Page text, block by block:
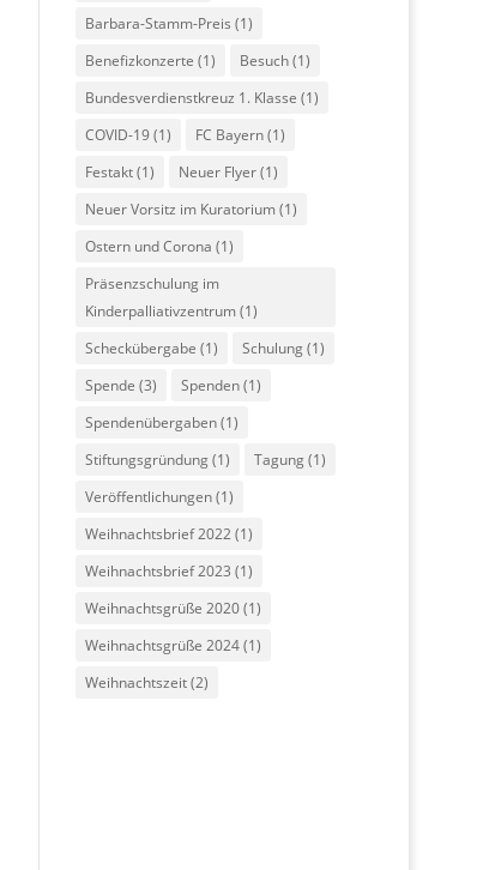
Barbara-Stamm-Preis (1)
Benefizkonzerte (1) Besuch(1)
Bundesverdienstkreuz 1. Klasse (1)
COVID-19(1) FC Bayern(1)
Festakt(1) Neuer Flyer(1)
Neuer Vorsitz im Kuratorium(1)
Ostern und Corona (1)
Präsenzschulung im
Kinderpalliativzentrum(1)
Scheckübergabe (1) Schulung(1)
Spende (3) Spenden(1)
Spendenübergaben(1)
Stiftungsgründung(1) Tagung(1)
Veröffentlichungen(1)
Weihnachtsbrief 2022(1)
Weihnachtsbrief 2023 (1)
Weihnachtsgrüße 2020(1)
Weihnachtsgrüße 2024(1)
Weihnachtszeit(2)